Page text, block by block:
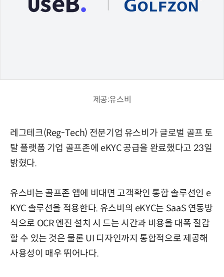
제공:유스비
레그테크(Reg-Tech) 전문기업 유스비가 글로벌 골프 토
탈 플랫폼 기업 골프존에 eKYC 공급을 완료했다고 23일
밝혔다.
유스비는 골프존 앱에 비대면 고객확인 통합 솔루션인 e
KYC 솔루션을 적용한다. 유스비의 eKYC는 SaaS 연동방
식으로 OCR 엔진 설치 시 드는 시간과 비용을 대폭 절감
할 수 있는 것은 물론 UI 디자인까지 통합적으로 제공해
사용성이 매우 뛰어나다.